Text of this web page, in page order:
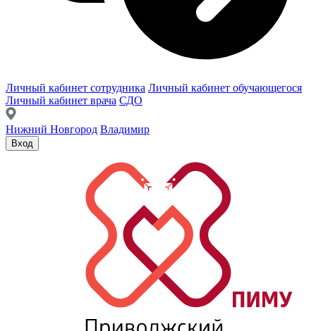
Личный кабинет сотрудника Личный кабинет обучающегося
Личный кабинет врача СДО
Нижний Новгород Владимир
Вход